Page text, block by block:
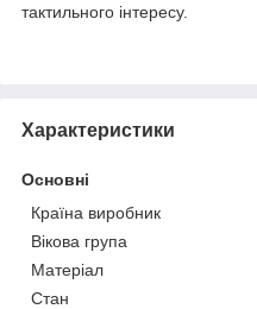
тактильного інтересу.
Характеристики
Основні
Країна виробник
Вікова група
Матеріал
Стан